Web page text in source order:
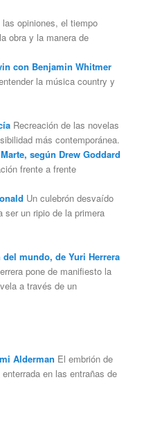
opiniones, el tiempo
obra y la manera de
con Benjamin Whitmer
la música country y
Recreación de las novelas
más contemporánea.
según Drew Goddard
frente a frente
Un culebrón desvaído
ser un ripio de la primera
mundo, de Yuri Herrera
pone de manifiesto la
a través de un
Alderman El embrión de
en las entrañas de